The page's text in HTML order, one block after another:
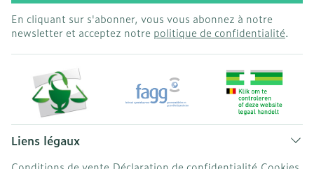
En cliquant sur s'abonner, vous vous abonnez à notre
newsletter et acceptez notre politique de confidentialité.
Liens légaux